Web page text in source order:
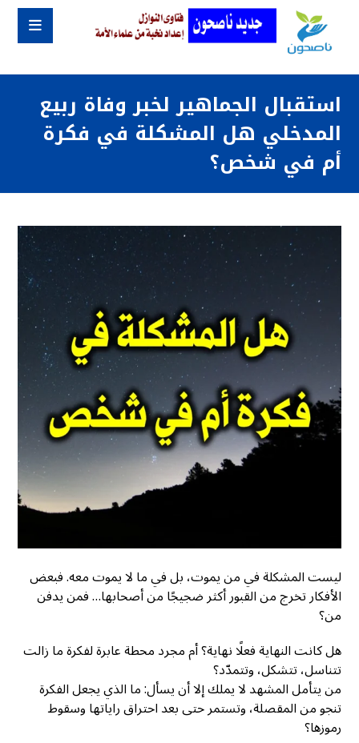
استقبال الجماهير لخبر وفاة ربيع
المدخلي هل المشكلة في فكرة
أم في شخص؟
ليست المشكلة في من يموت، بل في ما لا يموت معه. فبعض
الأفكار تخرج من القبور أكثر ضجيجًا من أصحابها… فمن يدفن
من؟
هل كانت النهاية فعلًا نهاية؟ أم مجرد محطة عابرة لفكرة ما زالت
تتناسل، تتشكل، وتتمدّد؟
من يتأمل المشهد لا يملك إلا أن يسأل: ما الذي يجعل الفكرة
تنجو من المقصلة، وتستمر حتى بعد احتراق راياتها وسقوط
رموزها؟